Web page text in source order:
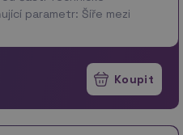
parametr: Šíře mezi